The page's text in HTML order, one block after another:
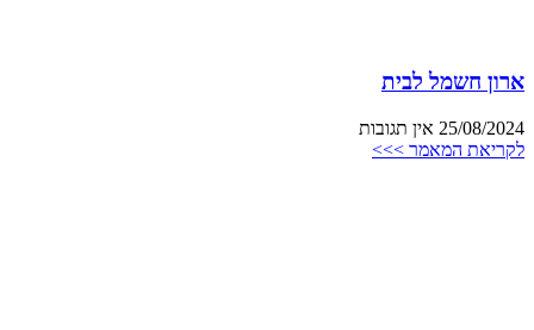
ארון חשמל לבית
25/08/2024 אין תגובות
לקריאת המאמר >>>